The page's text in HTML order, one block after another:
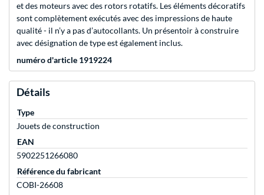
et des moteurs avec des rotors rotatifs. Les éléments décoratifs
sont complètement exécutés avec des impressions de haute
qualité - il n’y a pas d’autocollants. Un présentoir à construire
avec désignation de type est également inclus.
numéro d'article 1919224
Détails
Type
Jouets de construction
EAN
5902251266080
Référence du fabricant
COBI-26608